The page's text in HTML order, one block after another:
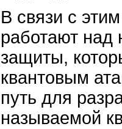
В связи с
работают
защиты,
квантовым
путь для
называемой